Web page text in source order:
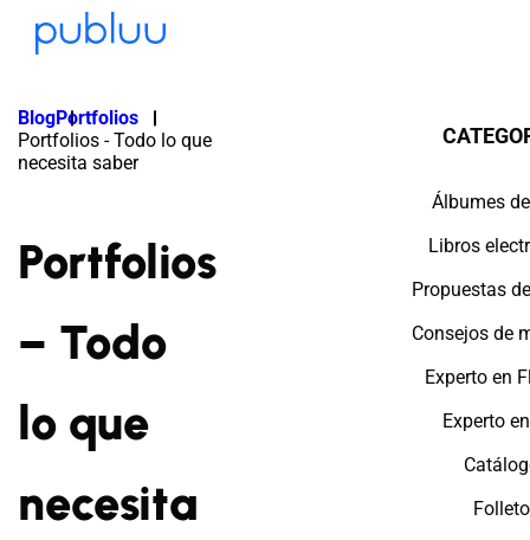
BlogPortfolios
Portfolios - Todo lo que
necesita saber
Portfolios
– Todo
lo que
necesita
Álbumes
Libros
Propuestas
Consejos de
Experto en
Experto